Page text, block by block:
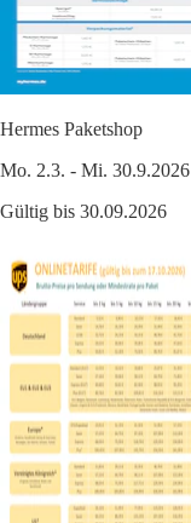
Hermes Paketshop
Mo. 2.3. - Mi. 30.9.2026
Gültig bis 30.09.2026